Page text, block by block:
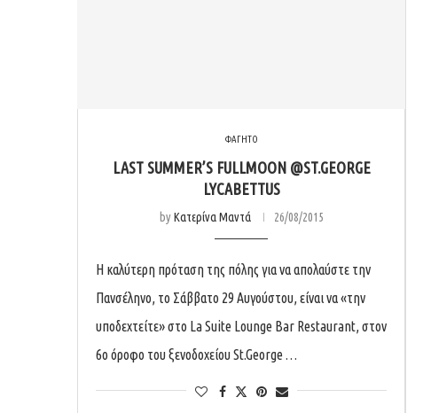
ΦΑΓΗΤΟ
LAST SUMMER’S FULLMOON @ST.GEORGE
LYCABETTUS
byΚατερίνα Μαντά 26/08/2015
H καλύτερη πρόταση της πόλης για να απολαύστε την
Πανσέληνο, το Σάββατο 29 Αυγούστου, είναι να «την
υποδεχτείτε» στο La Suite Lounge Bar Restaurant, στον
6ο όροφο του ξενοδοχείου St.George …